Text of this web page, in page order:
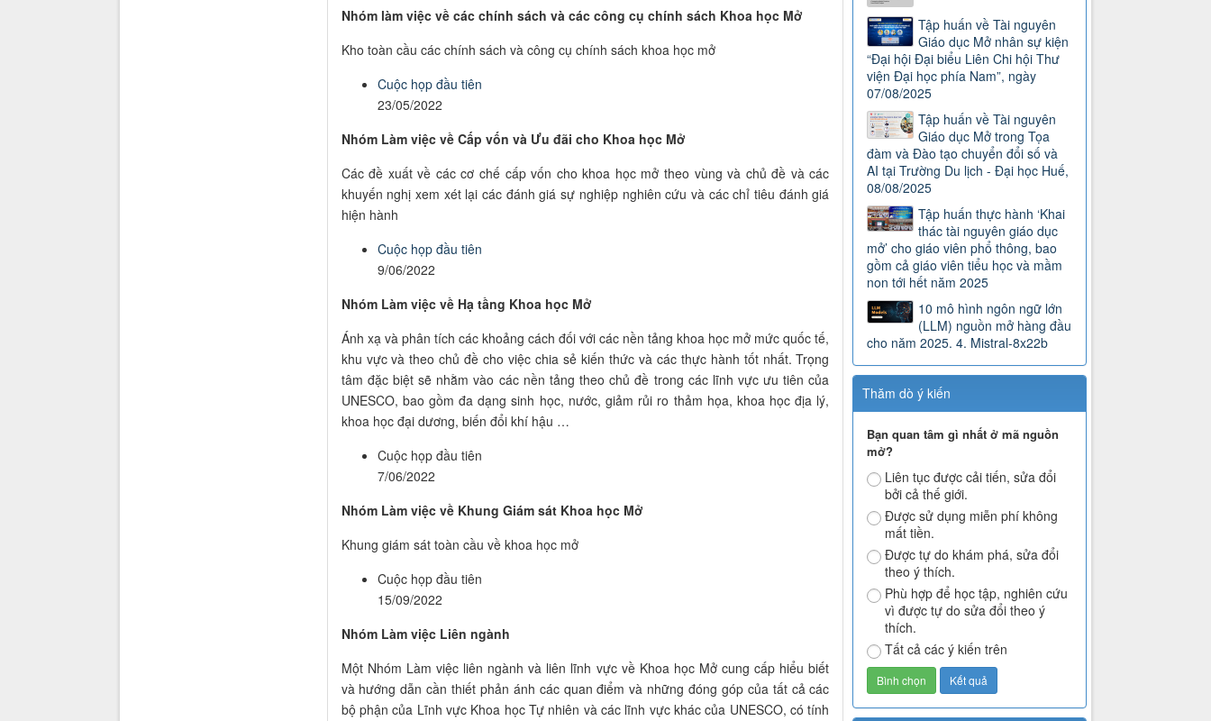
Nhóm làm việc về các chính sách và các công cụ chính sách Khoa học Mở
Kho toàn cầu các chính sách và công cụ chính sách khoa học mở
Cuộc họp đầu tiên
23/05/2022
Nhóm Làm việc về Cấp vốn và Ưu đãi cho Khoa học Mở
Các đề xuất về các cơ chế cấp vốn cho khoa học mở theo vùng và chủ đề và các
khuyến nghị xem xét lại các đánh giá sự nghiệp nghiên cứu và các chỉ tiêu đánh giá
hiện hành
Cuộc họp đầu tiên
9/06/2022
Nhóm Làm việc về Hạ tầng Khoa học Mở
Ánh xạ và phân tích các khoảng cách đối với các nền tảng khoa học mở mức quốc tế,
khu vực và theo chủ đề cho việc chia sẻ kiến thức và các thực hành tốt nhất. Trọng
tâm đặc biệt sẽ nhằm vào các nền tảng theo chủ đề trong các lĩnh vực ưu tiên của
UNESCO, bao gồm đa dạng sinh học, nước, giảm rủi ro thảm họa, khoa học địa lý,
khoa học đại dương, biến đổi khí hậu …
Cuộc họp đầu tiên
7/06/2022
Nhóm Làm việc về Khung Giám sát Khoa học Mở
Khung giám sát toàn cầu về khoa học mở
Cuộc họp đầu tiên
15/09/2022
Nhóm Làm việc Liên ngành
Một Nhóm Làm việc liên ngành và liên lĩnh vực về Khoa học Mở cung cấp hiểu biết
và hướng dẫn cần thiết phản ánh các quan điểm và những đóng góp của tất cả các
bộ phận của Lĩnh vực Khoa học Tự nhiên và các lĩnh vực khác của UNESCO, có tính
Tập huấn về Tài nguyên
Giáo dục Mở nhân sự kiện
“Đại hội Đại biểu Liên Chi hội Thư
viện Đại học phía Nam”, ngày
07/08/2025
Tập huấn về Tài nguyên
Giáo dục Mở trong Tọa
đàm và Đào tạo chuyển đổi số và
AI tại Trường Du lịch - Đại học Huế,
08/08/2025
Tập huấn thực hành ‘Khai
thác tài nguyên giáo dục
mở’ cho giáo viên phổ thông, bao
gồm cả giáo viên tiểu học và mầm
non tới hết năm 2025
10 mô hình ngôn ngữ lớn
(LLM) nguồn mở hàng đầu
cho năm 2025. 4. Mistral-8x22b
Thăm dò ý kiến
Bạn quan tâm gì nhất ở mã nguồn
mở?
Liên tục được cải tiến, sửa đổi
bởi cả thế giới.
Được sử dụng miễn phí không
mất tiền.
Được tự do khám phá, sửa đổi
theo ý thích.
Phù hợp để học tập, nghiên cứu
vì được tự do sửa đổi theo ý
thích.
Tất cả các ý kiến trên